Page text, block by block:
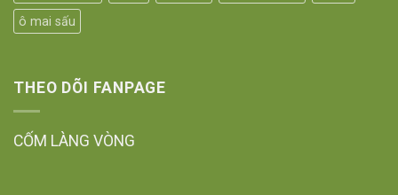
ô mai sấu
THEO DÕI FANPAGE
CỐM LÀNG VÒNG